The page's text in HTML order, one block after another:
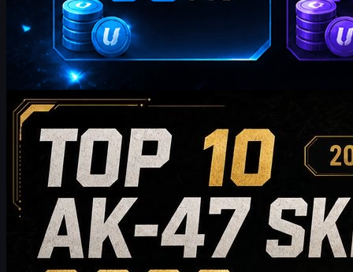
William Miller
Counter-Strike 2maj 20, 2026
Top 10 AK-47-skins, der er værd at købe i 2026: Fra
budgetvenlige valg til anbefalinger i samlerklasse
Opdag de 10 bedste AK-47-skins, der er værd at købe i 2026 – fra
budgetvenlige valg til high-end samlerklasseskins. Denne guide
sammenligner stil, prisniveau, slid, markedsværdi og købstips
for at hjælpe CS2-spillere med at vælge den bedste AK-47-skin til
deres beholdning.
maj 20, 2026